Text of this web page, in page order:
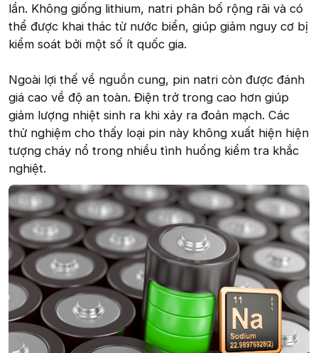
lần. Không giống lithium, natri phân bố rộng rãi và có
thể được khai thác từ nước biển, giúp giảm nguy cơ bị
kiểm soát bởi một số ít quốc gia.
Ngoài lợi thế về nguồn cung, pin natri còn được đánh
giá cao về độ an toàn. Điện trở trong cao hơn giúp
giảm lượng nhiệt sinh ra khi xảy ra đoản mạch. Các
thử nghiệm cho thấy loại pin này không xuất hiện hiện
tượng cháy nổ trong nhiều tình huống kiểm tra khắc
nghiệt.